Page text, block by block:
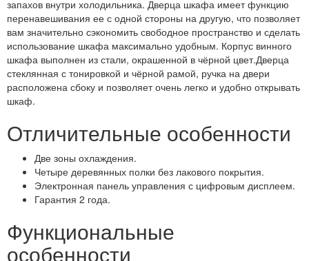
запахов внутри холодильника. Дверца шкафа имеет функцию
перенавешивания ее с одной стороны на другую, что позволяет
вам значительно сэкономить свободное пространство и сделать
использование шкафа максимально удобным. Корпус винного
шкафа выполнен из стали, окрашенной в чёрной цвет.Дверца
стеклянная с тонировкой и чёрной рамой, ручка на двери
расположена сбоку и позволяет очень легко и удобно открывать
шкаф.
Отличительные особенности
Две зоны охлаждения.
Четыре деревянных полки без лакового покрытия.
Электронная панель управления с цифровым дисплеем.
Гарантия 2 года.
Функциональные
особенности